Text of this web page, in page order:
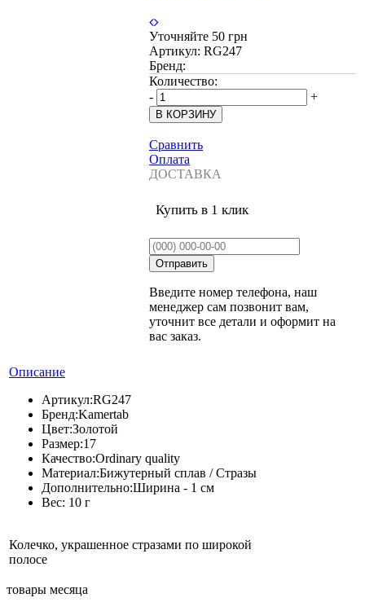
Уточняйте 50 грн
Артикул: RG247
Бренд:
Количество:
-
+
Сравнить
Оплата
ДОСТАВКА
Купить в 1 клик
Введите номер телефона, наш
менеджер сам позвонит вам,
уточнит все детали и оформит на
вас заказ.
Описание
Артикул:RG247
Бренд:Kamertab
Цвет:Золотой
Размер:17
Качество:Ordinary quality
Материал:Бижутерный сплав / Стразы
Дополнительно:Ширина - 1 см
Вес: 10 г
Колечко, украшенное стразами по широкой
полосе
товары месяца